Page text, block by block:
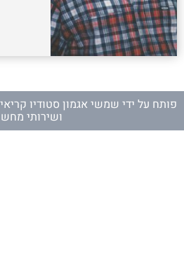
פותח על ידי שמשי אגמון סטודיו
ושירותי